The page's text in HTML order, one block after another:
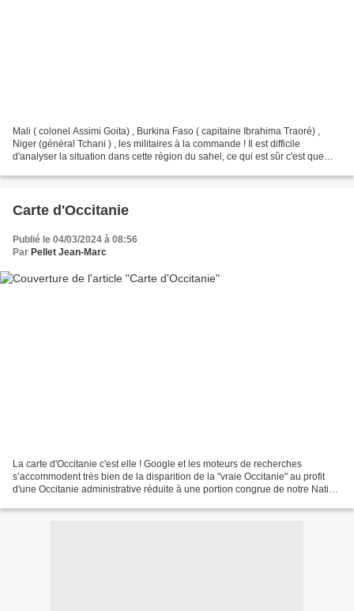
Mali ( colonel Assimi Goita) , Burkina Faso ( capitaine Ibrahima Traoré) ,
Niger (général Tchani ) , les militaires à la commande ! Il est difficile
d'analyser la situation dans cette région du sahel, ce qui est sûr c'est que
Carte d'Occitanie
Publié le 04/03/2024 à 08:56
Par Pellet Jean-Marc
La carte d'Occitanie c'est elle ! Google et les moteurs de recherches
s’accommodent très bien de la disparition de la "vraie Occitanie" au profit
d'une Occitanie administrative réduite à une portion congrue de notre Nation